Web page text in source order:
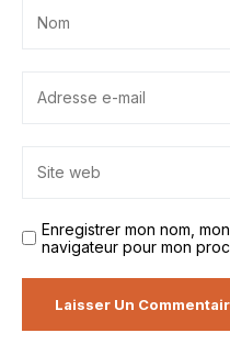
Enregistrer mon nom,
navigateur pour mon